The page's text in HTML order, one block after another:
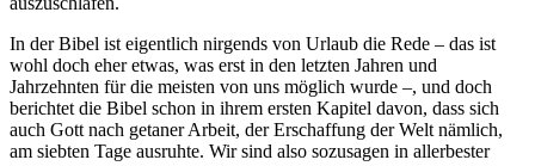
In der Bibel ist eigentlich nirgends von Urlaub die Rede – das ist
wohl doch eher etwas, was erst in den letzten Jahren und
Jahrzehnten für die meisten von uns möglich wurde –, und doch
berichtet die Bibel schon in ihrem ersten Kapitel davon, dass sich
auch Gott nach getaner Arbeit, der Erschaffung der Welt nämlich,
am siebten Tage ausruhte. Wir sind also sozusagen in allerbester